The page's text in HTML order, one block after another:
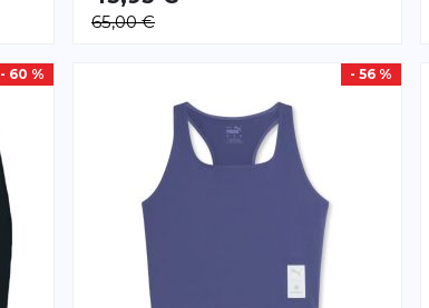
VERFÜGBAR
XSSML
65,00 €
- 60 % - 56 %